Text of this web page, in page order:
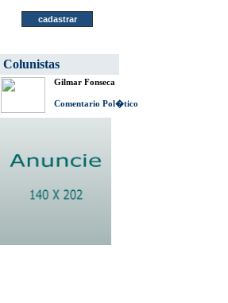
Colunistas
Gilmar Fonseca
Comentario Pol�tico